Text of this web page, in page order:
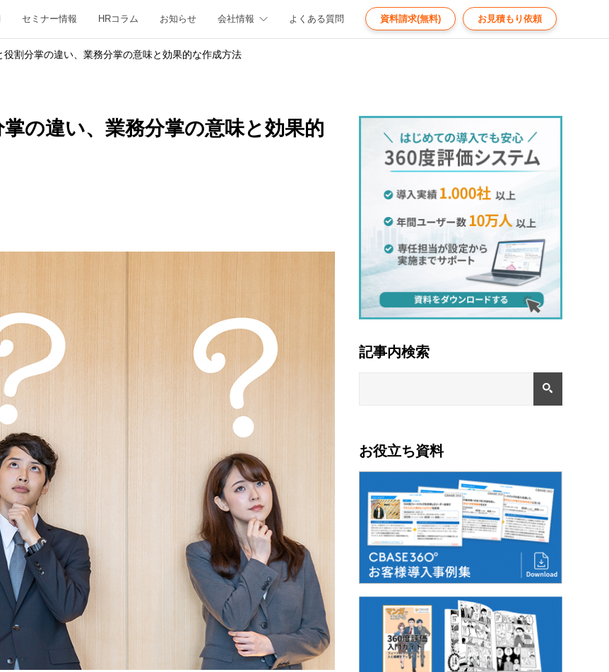
セミナー情報 HRコラム お知らせ 会社情報 よくある質問 資料請求(無料) お見積もり依頼
割分掌の違い、業務分掌の意味と効果的な作成方法
の違い、業務分掌の意味と効果的
記事内検索
お役立ち資料